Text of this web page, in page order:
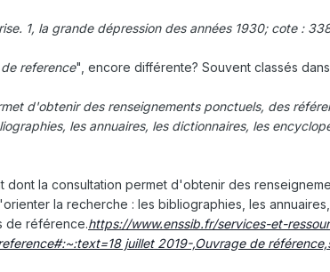
1, la grande dépression des années 1930; cote :
de reference", encore différente? Souvent classés
d'obtenir des renseignements ponctuels, des
les annuaires, les dictionnaires, les
dont la consultation permet d'obtenir des
la recherche : les bibliographies, les
de référence.https://www.enssib.fr/services-et-
juillet 2019-,Ouvrage de